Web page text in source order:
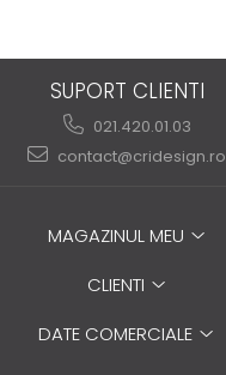
SUPORT CLIENTI
021.420.01.03
contact@cridesign.ro
MAGAZINUL MEU
CLIENTI
DATE COMERCIALE